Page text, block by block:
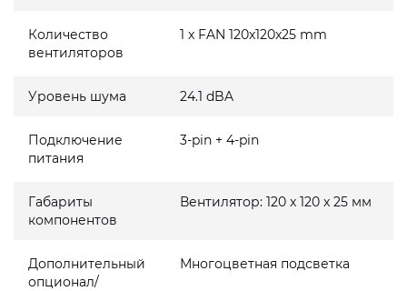
Количество
вентиляторов
1 x FAN 120x120x25 mm
Уровень шума 24.1 dBA
Подключение
питания
3-pin + 4-pin
Габариты
компонентов
Вентилятор: 120 x 120 x 25 мм
Дополнительный
опционал/
Многоцветная подсветка